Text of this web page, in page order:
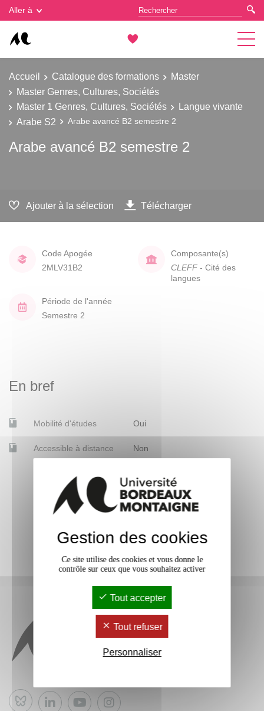
Aller à
Accueil Catalogue des formations
Master
Master Genres, Cultures, Sociétés
Master 1 Genres, Cultures, Sociétés
Langue vivante
Arabe S2
Arabe avancé B2 semestre 2
Arabe avancé B2 semestre 2
Ajouter à la sélection Télécharger
Code Apogée
2MLV31B2
Composante(s)
CLEFF - Cité des
langues
Période de l'année
Semestre 2
En bref
Mobilité d'études Oui
Accessible à distance Non
Bluesky
Gestion des cookies
Gestion des cookies
Ce site utilise des cookies et vous donne le
contrôle sur ceux que vous souhaitez activer
Tout accepter
Tout refuser
Personnaliser